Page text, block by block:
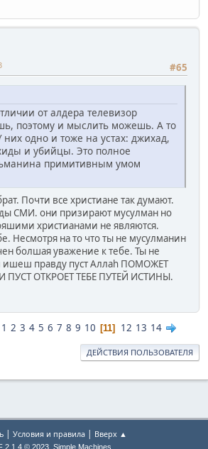
#65
от алдера телевизор
поэтому и мыслить можешь. А то
одно и тоже на устах: джихад,
и убийцы. Это полное
примитивным умом
Почти все христиане так думают.
СМИ. они призирают мусулман но
христианами не являются.
Несмотря на то что ты не мусулманин
болшая уважение к тебе. Ты не
правду пуст Аллаh ПОМОЖЕТ
ПУСТ ОТКРОЕТ ТЕБЕ ПУТЕЙ ИСТИНЫ.
1 2 3 4 5 6 7 8 9 10 11 12 13 14
ДЕЙСТВИЯ ПОЛЬЗОВАТЕЛЯ
| Условия и правила | Вверх ▲
2.1.4 © 2023 Simple Machines